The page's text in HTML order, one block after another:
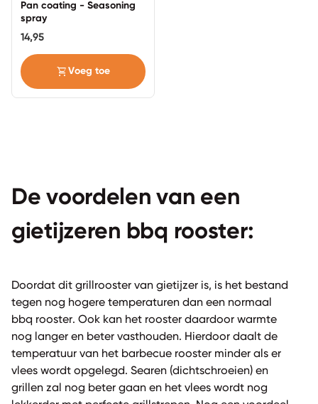
Pan coating - Seasoning
spray
14,95
shopping_cart Voeg toe
De voordelen van een
gietijzeren bbq rooster:
Doordat dit grillrooster van gietijzer is, is het bestand
tegen nog hogere temperaturen dan een normaal
bbq rooster. Ook kan het rooster daardoor warmte
nog langer en beter vasthouden. Hierdoor daalt de
temperatuur van het barbecue rooster minder als er
vlees wordt opgelegd. Searen (dichtschroeien) en
grillen zal nog beter gaan en het vlees wordt nog